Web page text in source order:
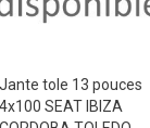
Jante tole 13 pouces
4x100 SEAT IBIZA